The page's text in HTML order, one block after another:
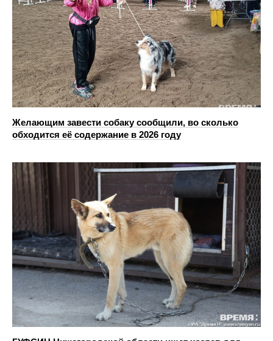
Желающим завести собаку сообщили, во сколько
обходится её содержание в 2026 году